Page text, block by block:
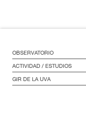
OBSERVATORIO
ACTIVIDAD / ESTUDIOS
GIR DE LA UVA